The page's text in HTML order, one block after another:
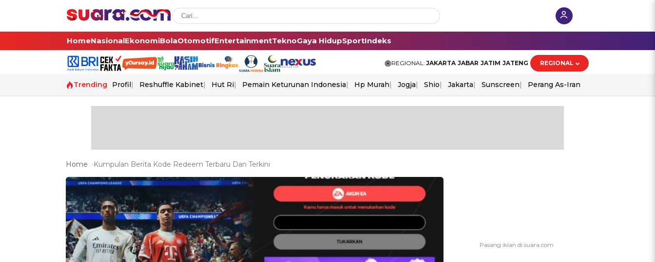
HomeNasionalEkonomiBolaOtomotifEntertainmentTeknoGaya HidupSportIndeks
REGIONAL: JAKARTA JABAR JATIM JATENG REGIONAL
Trending Profil Reshuffle Kabinet Hut Ri Pemain Keturunan Indonesia Hp Murah Jogja Shio Jakarta Sunscreen Perang As-Iran
Home Kumpulan Berita Kode Redeem Terbaru Dan Terkini